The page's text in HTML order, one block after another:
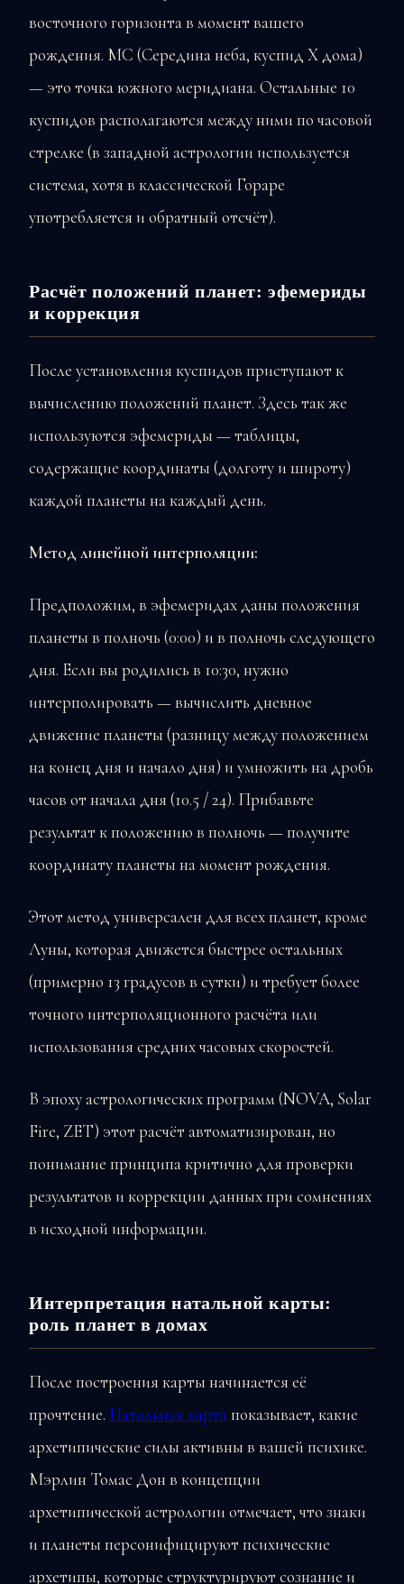
восточного горизонта в момент вашего
рождения. MC (Середина неба, куспид X дома)
— это точка южного меридиана. Остальные 10
куспидов располагаются между ними по часовой
стрелке (в западной астрологии используется
система, хотя в классической Гораре
употребляется и обратный отсчёт).
Расчёт положений планет: эфемериды
и коррекция
После установления куспидов приступают к
вычислению положений планет. Здесь так же
используются эфемериды — таблицы,
содержащие координаты (долготу и широту)
каждой планеты на каждый день.
Метод линейной интерполяции:
Предположим, в эфемеридах даны положения
планеты в полночь (0:00) и в полночь следующего
дня. Если вы родились в 10:30, нужно
интерполировать — вычислить дневное
движение планеты (разницу между положением
на конец дня и начало дня) и умножить на дробь
часов от начала дня (10.5 / 24). Прибавьте
результат к положению в полночь — получите
координату планеты на момент рождения.
Этот метод универсален для всех планет, кроме
Луны, которая движется быстрее остальных
(примерно 13 градусов в сутки) и требует более
точного интерполяционного расчёта или
использования средних часовых скоростей.
В эпоху астрологических программ (NOVA, Solar
Fire, ZET) этот расчёт автоматизирован, но
понимание принципа критично для проверки
результатов и коррекции данных при сомнениях
в исходной информации.
Интерпретация натальной карты:
роль планет в домах
После построения карты начинается её
прочтение. Натальная картапоказывает, какие
архетипические силы активны в вашей психике.
Мэрлин Томас Дон в концепции
архетипической астрологии отмечает, что знаки
и планеты персонифицируют психические
архетипы, которые структурируют сознание и